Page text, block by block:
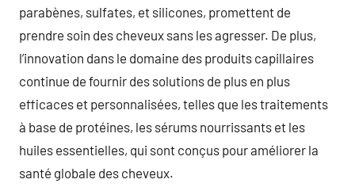
parabènes, sulfates, et silicones, promettent de
prendre soin des cheveux sans les agresser. De plus,
l’innovation dans le domaine des produits capillaires
continue de fournir des solutions de plus en plus
efficaces et personnalisées, telles que les traitements
à base de protéines, les sérums nourrissants et les
huiles essentielles, qui sont conçus pour améliorer la
santé globale des cheveux.